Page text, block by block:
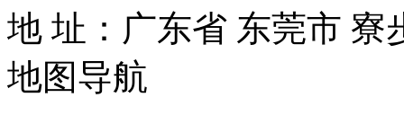
地 址：广东省 东莞市 寮
地图导航